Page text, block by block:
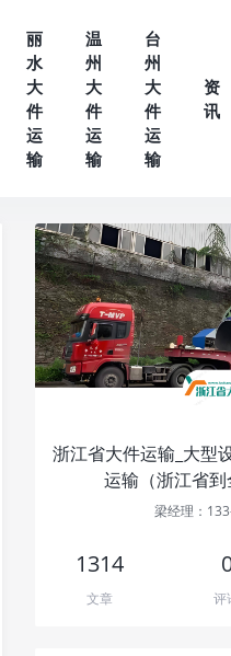
丽
水
大
件
运
输
温
州
大
件
运
输
台
州
大
件
运
输
资
讯
浙江省大件运输_大型
运输（浙江省到
梁经理：
1314
文章 评